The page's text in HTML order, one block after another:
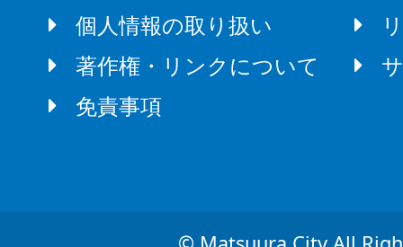
個人情報の取り扱い
著作権・リンクについて
免責事項